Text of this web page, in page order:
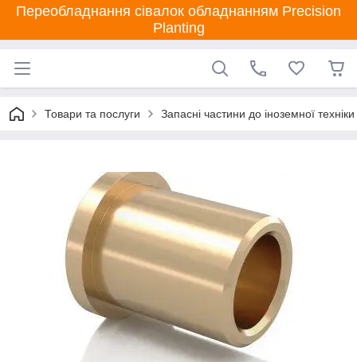
Переобладнання сівалок обладнанням Precision
Planting
Товари та послуги Запасні частини до іноземної техніки